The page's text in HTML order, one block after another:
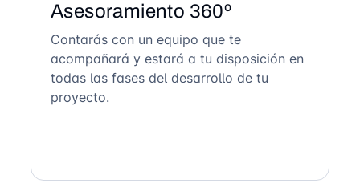
Asesoramiento 360º
Contarás con un equipo que te
acompañará y estará a tu disposición en
todas las fases del desarrollo de tu
proyecto.